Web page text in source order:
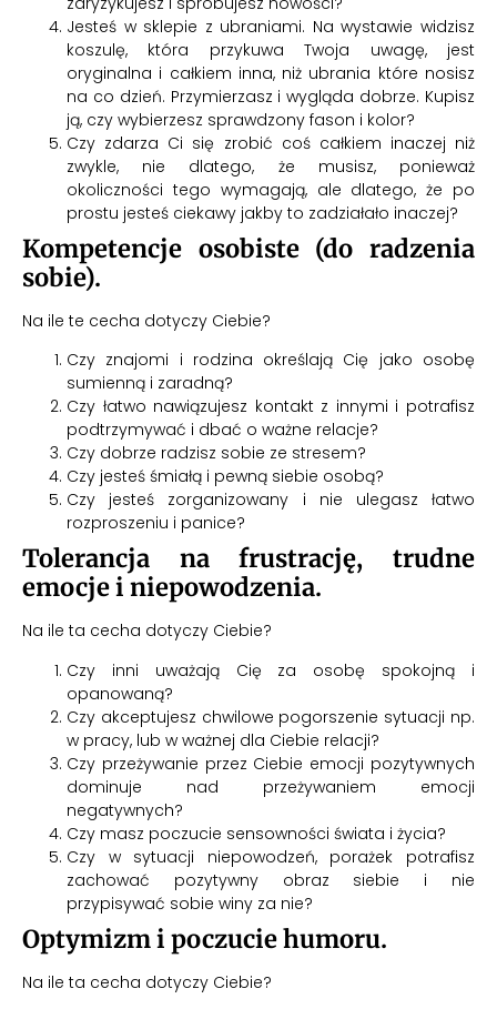
Jesteś w sklepie z ubraniami. Na wystawie widzisz
koszulę, która przykuwa Twoja uwagę, jest
oryginalna i całkiem inna, niż ubrania które nosisz
na co dzień. Przymierzasz i wygląda dobrze. Kupisz
ją, czy wybierzesz sprawdzony fason i kolor?
Czy zdarza Ci się zrobić coś całkiem inaczej niż
zwykle, nie dlatego, że musisz, ponieważ
okoliczności tego wymagają, ale dlatego, że po
prostu jesteś ciekawy jakby to zadziałało inaczej?
Kompetencje osobiste (do radzenia
sobie).
Na ile te cecha dotyczy Ciebie?
Czy znajomi i rodzina określają Cię jako osobę
sumienną i zaradną?
Czy łatwo nawiązujesz kontakt z innymi i potrafisz
podtrzymywać i dbać o ważne relacje?
Czy dobrze radzisz sobie ze stresem?
Czy jesteś śmiałą i pewną siebie osobą?
Czy jesteś zorganizowany i nie ulegasz łatwo
rozproszeniu i panice?
Tolerancja na frustrację, trudne
emocje i niepowodzenia.
Na ile ta cecha dotyczy Ciebie?
Czy inni uważają Cię za osobę spokojną i
opanowaną?
Czy akceptujesz chwilowe pogorszenie sytuacji np.
w pracy, lub w ważnej dla Ciebie relacji?
Czy przeżywanie przez Ciebie emocji pozytywnych
dominuje nad przeżywaniem emocji
negatywnych?
Czy masz poczucie sensowności świata i życia?
Czy w sytuacji niepowodzeń, porażek potrafisz
zachować pozytywny obraz siebie i nie
przypisywać sobie winy za nie?
Optymizm i poczucie humoru.
Na ile ta cecha dotyczy Ciebie?